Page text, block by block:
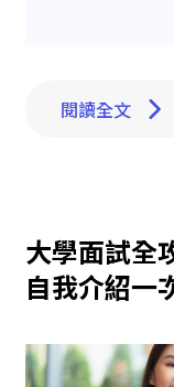
閱讀全文
大學面試全
自我介紹一